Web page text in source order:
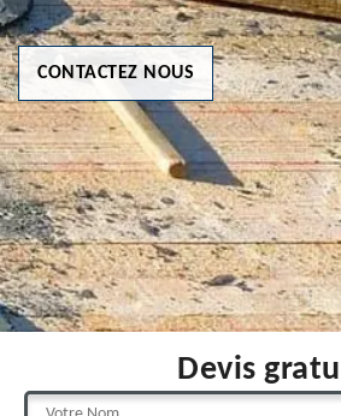
CONTACTEZ NOUS
Devis